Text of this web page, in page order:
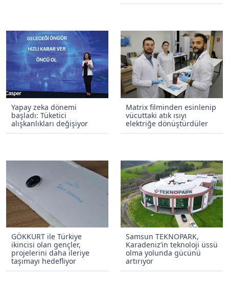
Yapay zeka dönemi
başladı: Tüketici
alışkanlıkları değişiyor
Matrix filminden esinlenip
vücuttaki atık ısıyı
elektriğe dönüştürdüler
GÖKKURT ile Türkiye
ikincisi olan gençler,
projelerini daha ileriye
taşımayı hedefliyor
Samsun TEKNOPARK,
Karadeniz’in teknoloji üssü
olma yolunda gücünü
artırıyor